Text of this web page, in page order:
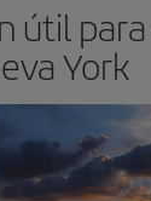
útil
York